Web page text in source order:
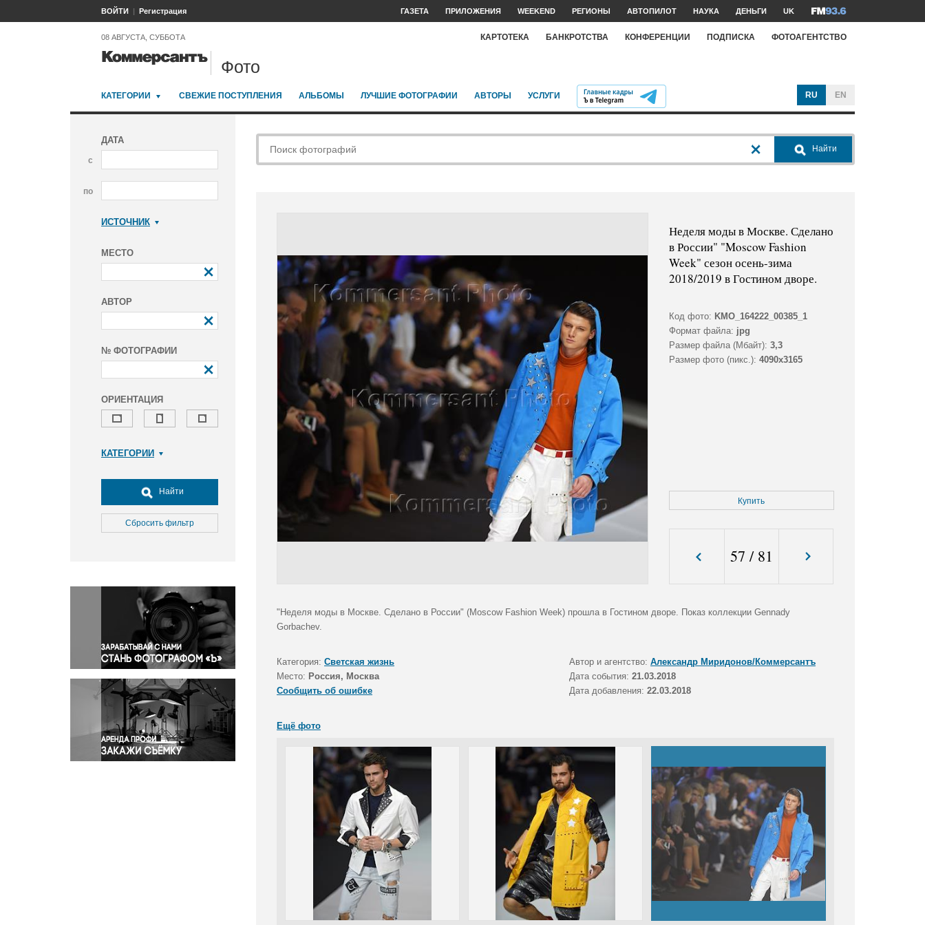
ВОЙТИ Регистрация ГАЗЕТА ПРИЛОЖЕНИЯ WEEKEND РЕГИОНЫ АВТОПИЛОТ НАУКА ДЕНЬГИ UK
08 АВГУСТА, СУББОТА КАРТОТЕКА БАНКРОТСТВА КОНФЕРЕНЦИИ ПОДПИСКА ФОТОАГЕНТСТВО
Фото
КАТЕГОРИИ СВЕЖИЕ ПОСТУПЛЕНИЯ АЛЬБОМЫ ЛУЧШИЕ ФОТОГРАФИИ АВТОРЫ УСЛУГИ RU EN
ДАТА
с
по
ИСТОЧНИК
МЕСТО
АВТОР
№ ФОТОГРАФИИ
ОРИЕНТАЦИЯ
КАТЕГОРИИ
Досуг, туризм и отдых
Культура
Медицина
Окружающая среда
Политика
Правосудие
Происшествия и конфликты
Религия
Светская жизнь
Спорт
Экология
Экономика и бизнес
Найти
Сбросить фильтр
Найти
Неделя моды в Москве. Сделано
в России" "Moscow Fashion
Week" сезон осень-зима
2018/2019 в Гостином дворе.
Код фото: KMO_164222_00385_1
Формат файла: jpg
Размер файла (Мбайт): 3,3
Размер фото (пикс.): 4090x3165
Купить
57 / 81
"Неделя моды в Москве. Сделано в России" (Moscow Fashion Week) прошла в Гостином дворе. Показ коллекции Gennady
Gorbachev.
Категория: Светская жизнь Автор и агентство: Александр Миридонов/Коммерсантъ
Место: Россия, Москва Дата события: 21.03.2018
Сообщить об ошибке
Дата добавления: 22.03.2018
Ещё фото